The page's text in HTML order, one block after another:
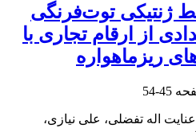
ژنتیکی توت‌فرنگی
از ارقام تجاری‌ با
ریز‏ماهواره
45-54
اله تفضلی، علی نیازی،